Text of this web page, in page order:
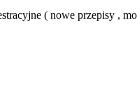
( nowe przepisy ,